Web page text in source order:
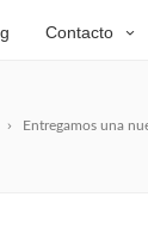
Contacto
Entregamos una